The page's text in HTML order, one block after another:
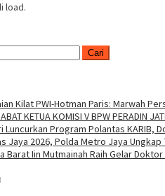
load.
Kilat PWI-Hotman Paris: Marwah
KETUA KOMISI V BPW PERADIN
Luncurkan Program Polantas KARIB,
Jaya 2026, Polda Metro Jaya Ungkap
Barat Iin Mutmainah Raih Gelar Doktor